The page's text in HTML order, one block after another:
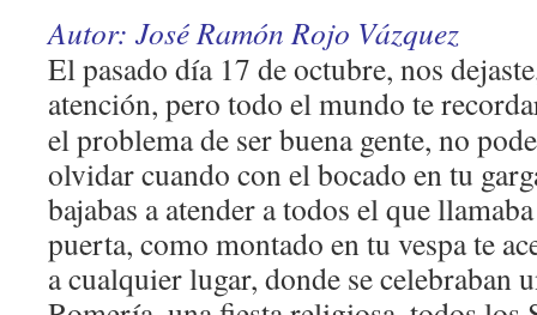
Autor: José Ramón Rojo Vázquez
El pasado día 17 de octubre, nos
atención, pero todo el mundo te
el problema de ser buena gente, no
olvidar cuando con el bocado en tu
bajabas a atender a todos el que
puerta, como montado en tu vespa te
a cualquier lugar, donde se celebraban